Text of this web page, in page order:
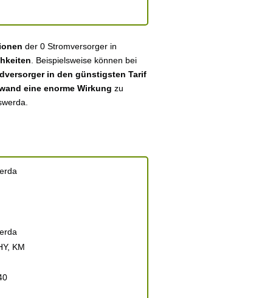
der 0 Stromversorger in
. Beispielsweise können bei
in den günstigsten Tarif
eine enorme Wirkung zu
KM